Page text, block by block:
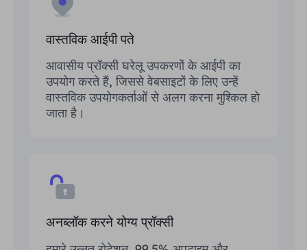
वास्तविक आईपी पते
आवासीय प्रॉक्सी घरेलू उपकरणों के आईपी का
उपयोग करते हैं, जिससे वेबसाइटों के लिए उन्हें
वास्तविक उपयोगकर्ताओं से अलग करना मुश्किल हो
जाता है।
अनब्लॉक करने योग्य प्रॉक्सी